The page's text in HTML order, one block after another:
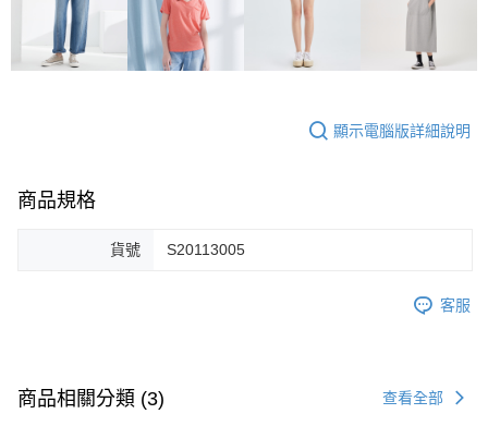
顯示電腦版詳細說明
商品規格
貨號 S20113005
客服
商品相關分類 (3) 查看全部